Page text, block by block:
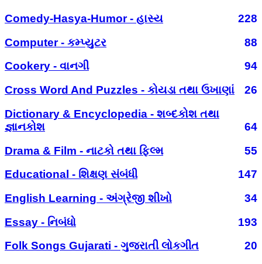
Comedy-Hasya-Humor - હાસ્ય
228
Computer - કમ્પ્યુટર
88
Cookery - વાનગી
94
Cross Word And Puzzles - કોયડા તથા ઉખાણાં
26
Dictionary & Encyclopedia - શબ્દકોશ તથા
જ્ઞાનકોશ
64
Drama & Film - નાટકો તથા ફિલ્મ
55
Educational - શિક્ષણ સંબંધી
147
English Learning - અંગ્રેજી શીખો
34
Essay - નિબંધો
193
Folk Songs Gujarati - ગુજરાતી લોકગીત
20